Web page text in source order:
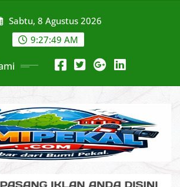
Sabtu, 8 Agustus 2026
9:27:50 AM